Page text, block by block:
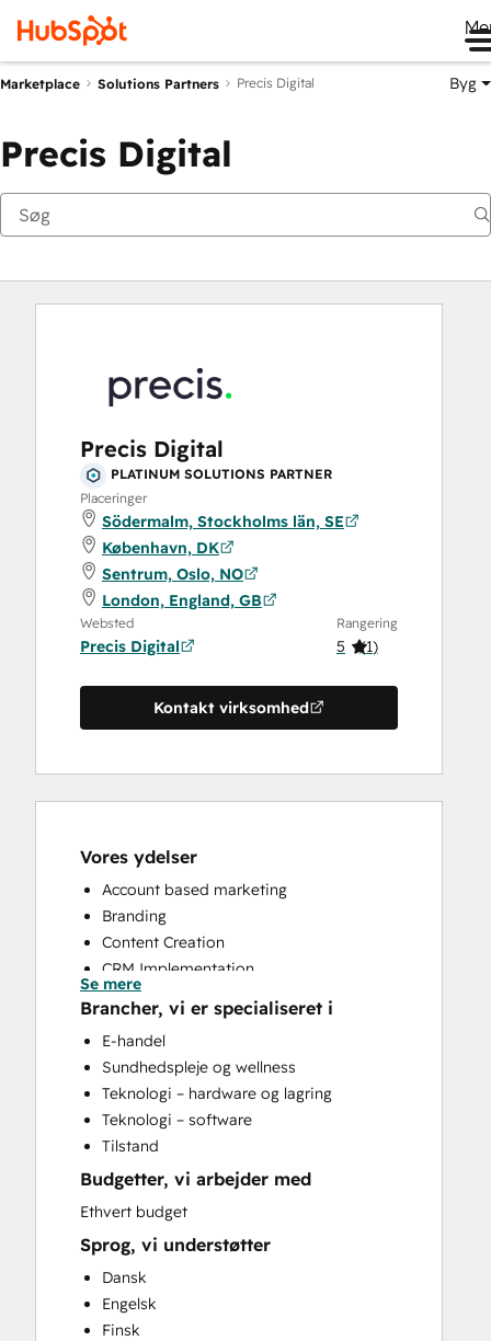
Marketplace Solutions Partners Precis Digital Byg
Precis Digital
Precis Digital
PLATINUM SOLUTIONS PARTNER
Placeringer
Södermalm, Stockholms län, SE
København, DK
Sentrum, Oslo, NO
London, England, GB
Websted
Precis Digital
Rangering
5 (1)
Kontakt virksomhed
Vores ydelser
Account based marketing
Branding
Content Creation
CRM Implementation
CRM Migration
Custom API Integrations
Customer Marketing
Email Marketing
Full Inbound Marketing Services
Help Desk Implementation
HubSpot Onboarding
Paid Advertising
Programmable Automation
Sales Enablement
Search Engine Optimization
Social Media
Video Production
Se mere
Brancher, vi er specialiseret i
E-handel
Sundhedspleje og wellness
Teknologi – hardware og lagring
Teknologi – software
Tilstand
Budgetter, vi arbejder med
Ethvert budget
Sprog, vi understøtter
Dansk
Engelsk
Finsk